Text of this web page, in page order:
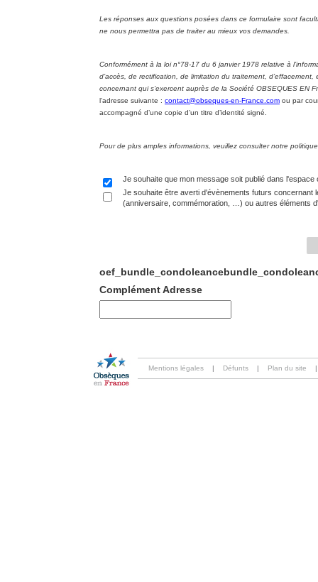
Les réponses aux questions posées dans ce formulaire sont
ne nous permettra pas de traiter au mieux vos demandes.
Conformément à la loi n°78-17 du 6 janvier 1978 relative à
d’accès, de rectification, de limitation du traitement,
concernant qui s’exercent auprès de la Société OBSEQUES EN
l’adresse suivante : contact@obseques-en-France.com ou par
accompagné d’une copie d’un titre d’identité signé.
Pour de plus amples informations, veuillez consulter notre
Je souhaite que mon message soit publié dans l'espace
Je souhaite être averti d'évènements futurs concernant
(anniversaire, commémoration, …) ou autres éléments
Complément Adresse
Mentions légales | Défunts | Plan du site |